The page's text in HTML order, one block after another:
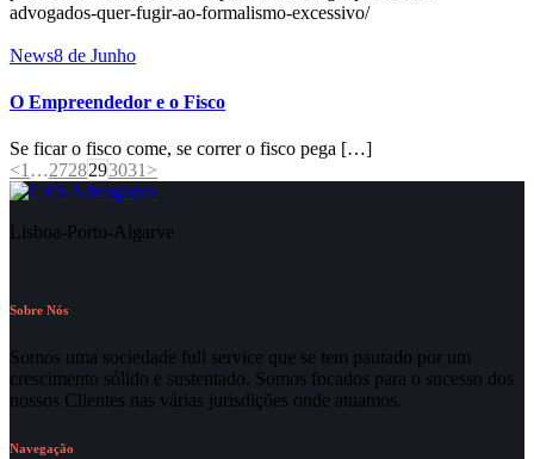
advogados-quer-fugir-ao-formalismo-excessivo/
News8 de Junho
O Empreendedor e o Fisco
Se ficar o fisco come, se correr o fisco pega […]
Paginação
dos
conteúdos
<Page
1 …Page
27Page
28Page
29Page
30Page
31 >
Lisboa-Porto-Algarve
Sobre Nós
Somos uma sociedade full service que se tem pautado por um
crescimento sólido e sustentado. Somos focados para o sucesso dos
nossos Clientes nas várias jurisdições onde atuamos.
Navegação